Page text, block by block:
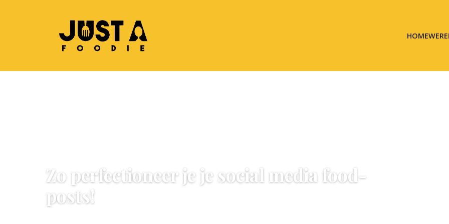
HOME
Zo perfectioneer je je social media food-
posts!